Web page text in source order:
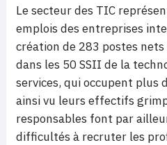
Le secteur des TIC
emplois des entreprises
création de 283 postes
dans les 50 SSII de la
services, qui occupent plus
ainsi vu leurs effectifs
responsables font par
difficultés à recruter les